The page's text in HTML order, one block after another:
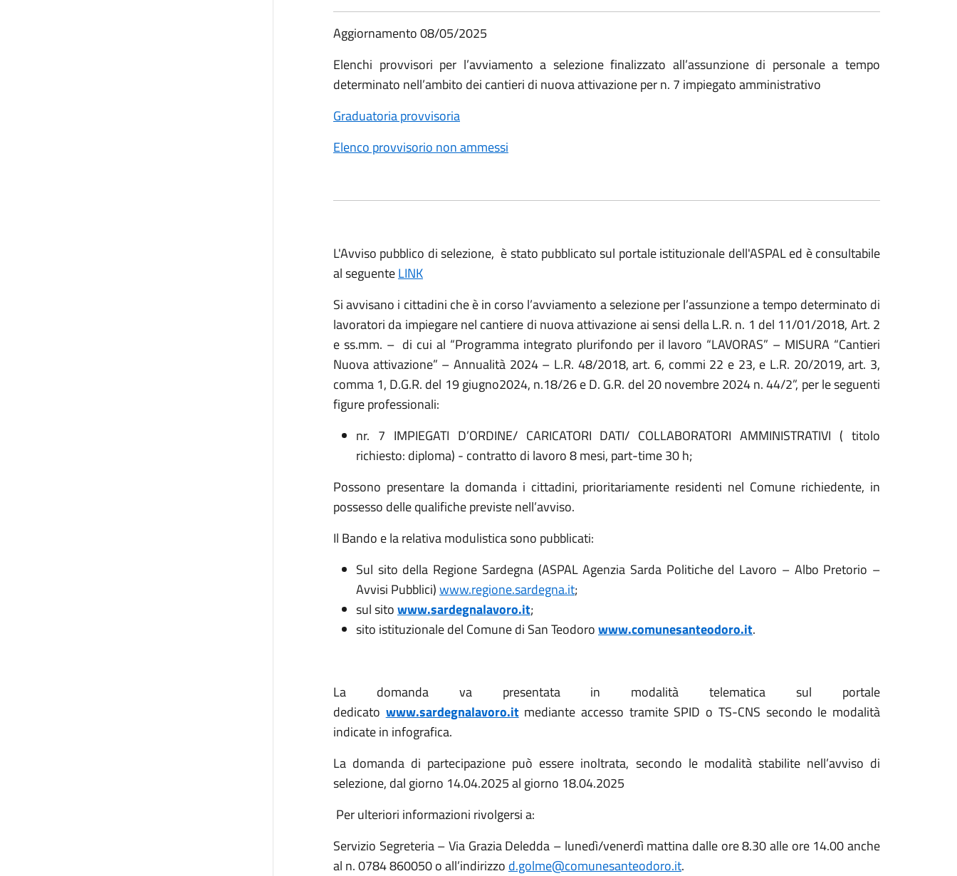
Aggiornamento 08/05/2025
Elenchi provvisori per l’avviamento a selezione finalizzato all’assunzione di personale a tempo
determinato nell’ambito dei cantieri di nuova attivazione per n. 7 impiegato amministrativo
Graduatoria provvisoria
Elenco provvisorio non ammessi
L'Avviso pubblico di selezione, è stato pubblicato sul portale istituzionale dell'ASPAL ed è consultabile
al seguenteLINK
Si avvisano i cittadini che è in corso l’avviamento a selezione per l’assunzione a tempo determinato di
lavoratori da impiegare nel cantiere di nuova attivazione ai sensi della L.R. n. 1 del 11/01/2018, Art. 2
e ss.mm. – di cui al “Programma integrato plurifondo per il lavoro “LAVORAS” – MISURA “Cantieri
Nuova attivazione” – Annualità 2024 – L.R. 48/2018, art. 6, commi 22 e 23, e L.R. 20/2019, art. 3,
comma 1, D.G.R. del 19 giugno2024, n.18/26 e D. G.R. del 20 novembre 2024 n. 44/2”, per le seguenti
figure professionali:
nr. 7 IMPIEGATI D’ORDINE/ CARICATORI DATI/ COLLABORATORI AMMINISTRATIVI ( titolo
richiesto: diploma) - contratto di lavoro 8 mesi, part-time 30 h;
Possono presentare la domanda i cittadini, prioritariamente residenti nel Comune richiedente, in
possesso delle qualifiche previste nell’avviso.
Il Bando e la relativa modulistica sono pubblicati:
Sul sito della Regione Sardegna (ASPAL Agenzia Sarda Politiche del Lavoro – Albo Pretorio –
Avvisi Pubblici)www.regione.sardegna.it;
sul sitowww.sardegnalavoro.it;
sito istituzionale del Comune di San Teodorowww.comunesanteodoro.it.
La domanda va presentata in modalità telematica sul portale
dedicato www.sardegnalavoro.it mediante accesso tramite SPID o TS-CNS secondo le modalità
indicate in infografica.
La domanda di partecipazione può essere inoltrata, secondo le modalità stabilite nell’avviso di
selezione, dal giorno 14.04.2025 al giorno 18.04.2025
Per ulteriori informazioni rivolgersi a:
Servizio Segreteria – Via Grazia Deledda – lunedì/venerdì mattina dalle ore 8.30 alle ore 14.00 anche
al n. 0784 860050 o all’indirizzo d.golme@comunesanteodoro.it.